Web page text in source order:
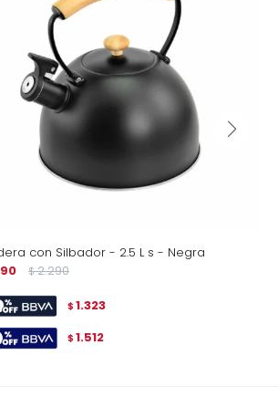
con Silbador - 2.5 L s - Negra
$ 2.290
$ 1.323
$ 1.512